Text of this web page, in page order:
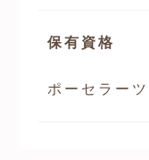
保有資格
ポーセラー